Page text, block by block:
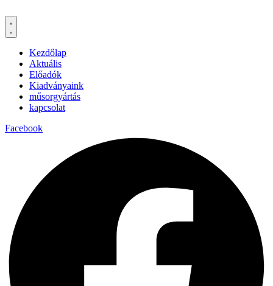
Kezdőlap
Aktuális
Előadók
Kiadványaink
műsorgyártás
kapcsolat
Facebook